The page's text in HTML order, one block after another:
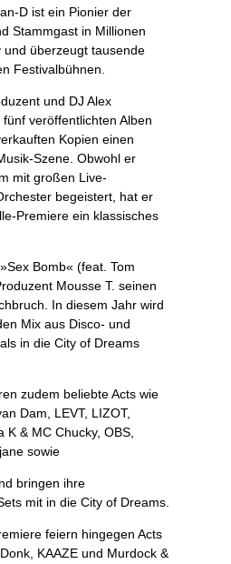
D ist ein Pionier der
Stammgast in Millionen
und überzeugt tausende
Festivalbühnen.
und DJ Alex
veröffentlichten Alben
Kopien einen
Szene. Obwohl er
mit großen Live-
begeistert, hat er
Premiere ein klassisches
Bomb« (feat. Tom
Mousse T. seinen
In diesem Jahr wird
Mix aus Disco- und
in die City of Dreams
zudem beliebte Acts wie
Dam, LEVT, LIZOT,
K & MC Chucky, OBS,
sowie
bringen ihre
mit in die City of Dreams.
feiern hingegen Acts
KAAZE und Murdock &